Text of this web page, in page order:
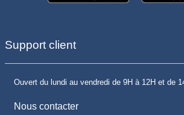
Support client
Ouvert du lundi au vendredi de 9H à 12H et de
Nous contacter